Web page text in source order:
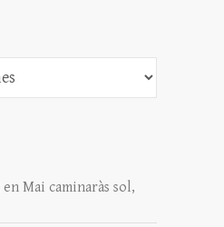
en Mai caminaràs sol,